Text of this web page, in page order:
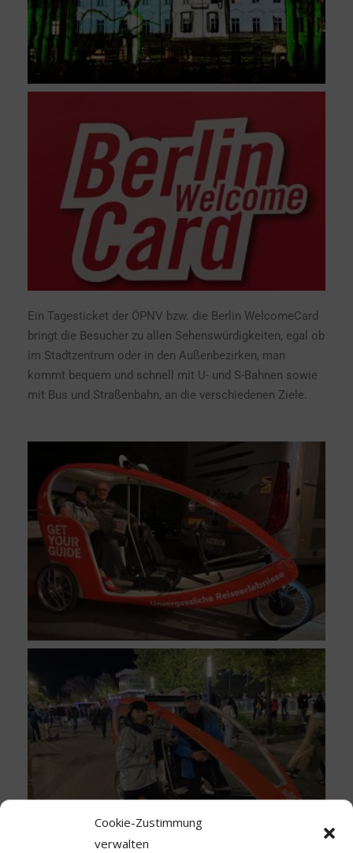
Cookie-Zustimmung
verwalten
Ein Tagesticket der ÖPNV bzw. die Berlin WelcomeCard
bringt die Besucher zu allen Sehenswürdigkeiten, egal ob
im Stadtzentrum oder in den Außenbezirken, man
kommt bequem und schnell mit U- und S-Bahnen sowie
mit Bus und Straßenbahn, an die verschiedenen Ziele.